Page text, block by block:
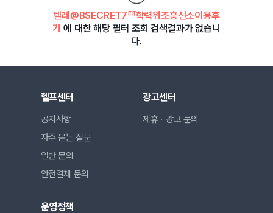
텔레@BSECRET7『『학력위조흥신소이용후
기 에 대한 해당 필터 조회 검색결과가 없습니
다.
헬프센터
공지사항
자주 묻는 질문
일반 문의
안전결제 문의
광고센터
제휴ㆍ광고 문의
운영정책